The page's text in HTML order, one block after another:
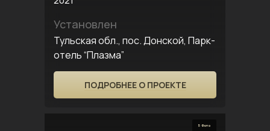
Установлен
Тульская обл., пос. Донской, Парк-
отель “Плазма”
ПОДРОБНЕЕ О ПРОЕКТЕ
5 Фото